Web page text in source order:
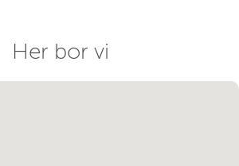
Her bor vi